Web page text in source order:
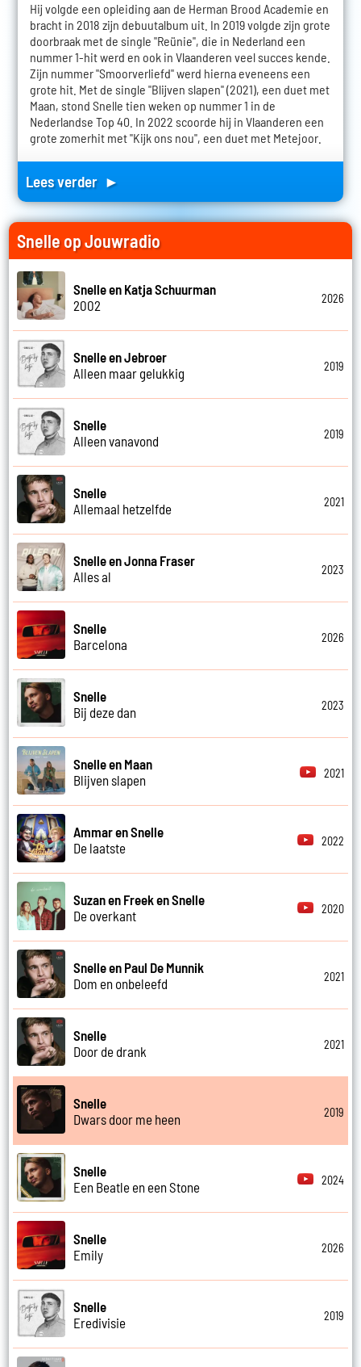
Hij volgde een opleiding aan de Herman Brood Academie en
bracht in 2018 zijn debuutalbum uit. In 2019 volgde zijn grote
doorbraak met de single "Reünie", die in Nederland een
nummer 1-hit werd en ook in Vlaanderen veel succes kende.
Zijn nummer "Smoorverliefd" werd hierna eveneens een
grote hit. Met de single "Blijven slapen" (2021), een duet met
Maan, stond Snelle tien weken op nummer 1 in de
Nederlandse Top 40. In 2022 scoorde hij in Vlaanderen een
grote zomerhit met "Kijk ons nou", een duet met Metejoor.
Lees verder ►
Snelle op Jouwradio
Snelle en Katja Schuurman
2002
2026
Snelle en Jebroer
Alleen maar gelukkig
2019
Snelle
Alleen vanavond
2019
Snelle
Allemaal hetzelfde
2021
Snelle en Jonna Fraser
Alles al
2023
Snelle
Barcelona
2026
Snelle
Bij deze dan
2023
Snelle en Maan
Blijven slapen
2021
Ammar en Snelle
De laatste
2022
Suzan en Freek en Snelle
De overkant
2020
Snelle en Paul De Munnik
Dom en onbeleefd
2021
Snelle
Door de drank
2021
Snelle
Dwars door me heen
2019
Snelle
Een Beatle en een Stone
2024
Snelle
Emily
2026
Snelle
Eredivisie
2019